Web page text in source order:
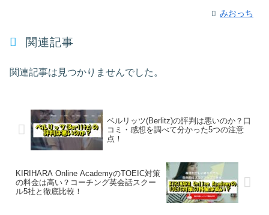
みおっち
関連記事
関連記事は見つかりませんでした。
ベルリッツ(Berlitz)の評判は悪いのか？口
コミ・感想を調べて分かった5つの注意
点！
KIRIHARA Online AcademyのTOEIC対策
の料金は高い？コーチング英会話スクー
ル5社と徹底比較！